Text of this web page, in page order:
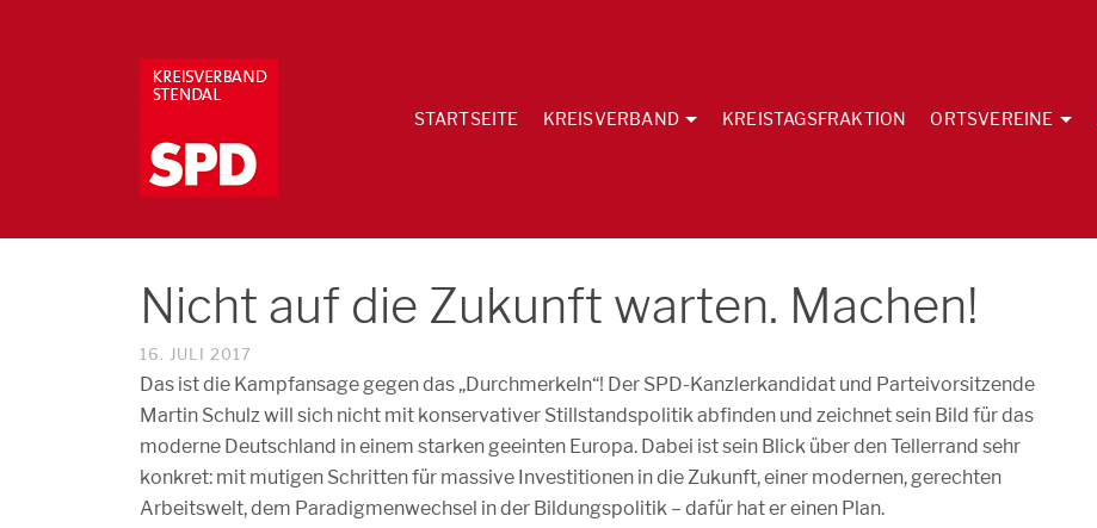
STARTSEITE KREISVERBAND KREISTAGSFRAKTION ORTSVEREINE
Nicht auf die Zukunft warten. Machen!
16. JULI 2017
Das ist die Kampfansage gegen das „Durchmerkeln“! Der SPD-Kanzlerkandidat und Parteivorsitzende
Martin Schulz will sich nicht mit konservativer Stillstandspolitik abfinden und zeichnet sein Bild für das
moderne Deutschland in einem starken geeinten Europa. Dabei ist sein Blick über den Tellerrand sehr
konkret: mit mutigen Schritten für massive Investitionen in die Zukunft, einer modernen, gerechten
Arbeitswelt, dem Paradigmenwechsel in der Bildungspolitik – dafür hat er einen Plan.